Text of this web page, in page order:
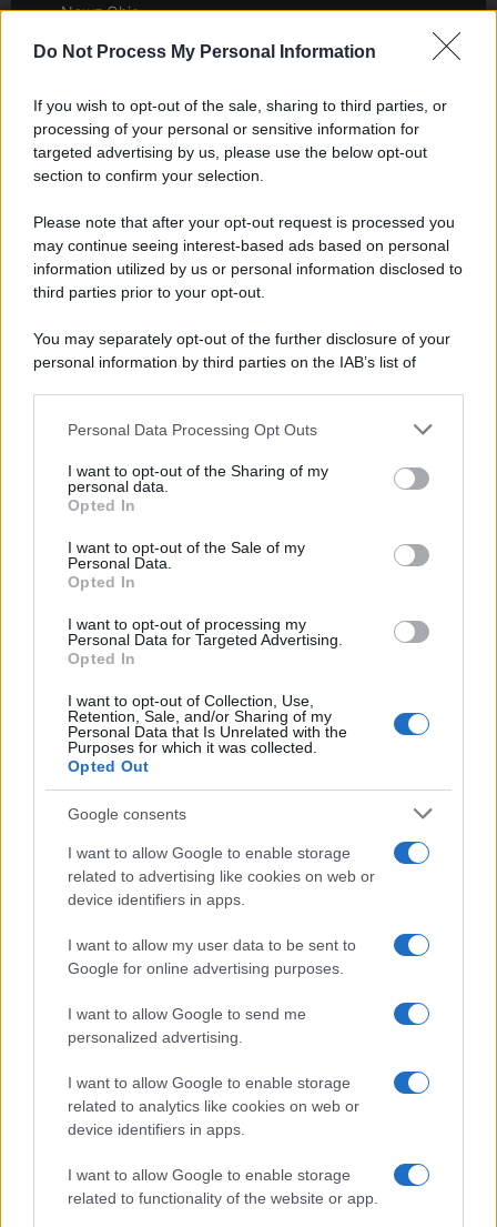
Do Not Process My Personal Information
If you wish to opt-out of the sale, sharing to third parties, or
processing of your personal or sensitive information for
targeted advertising by us, please use the below opt-out
section to confirm your selection.
Please note that after your opt-out request is processed you
may continue seeing interest-based ads based on personal
information utilized by us or personal information disclosed to
third parties prior to your opt-out.
You may separately opt-out of the further disclosure of your
personal information by third parties on the IAB’s list of
This information may also be disclosed by us to third parties
disclose it to other third parties.
Please note that this website/app uses one or more Google
services and may gather and store information including but
not limited to your visit or usage behaviour. You may click to
grant or deny consent to Google and its third-party tags to
consent section.
Personal Data Processing Opt Outs
I want to opt-out of the Sharing of my
personal data.
Opted In
I want to opt-out of the Sale of my
Personal Data.
Opted In
I want to opt-out of processing my
Personal Data for Targeted Advertising.
Opted In
I want to opt-out of Collection, Use,
Retention, Sale, and/or Sharing of my
Personal Data that Is Unrelated with the
Purposes for which it was collected.
Opted Out
Google consents
I want to allow Google to enable storage
related to advertising like cookies on web or
device identifiers in apps.
I want to allow my user data to be sent to
Google for online advertising purposes.
I want to allow Google to send me
personalized advertising.
I want to allow Google to enable storage
related to analytics like cookies on web or
device identifiers in apps.
I want to allow Google to enable storage
related to functionality of the website or app.
Newz Ohio
Gameland
Scoop Mag
Lgbtqia News
Motors Magazine 365
Home Magazine 365
Cineverse Magazine
SecondHomeMagazine
Francia
InvestirMag
News Hub UK
Lgbtq News
Olanda
Investeren 24
NL Newz